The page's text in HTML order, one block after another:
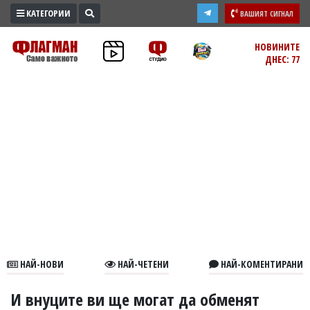
ПРОМО
ЗОНА
В
КАТЕГОРИИ ВАШИЯТ СИГНАЛ
НОВИНИТЕ
ДНЕС: 77
НАЙ-НОВИ НАЙ-ЧЕТЕНИ НАЙ-КОМЕНТИРАНИ
И внуците ви ще могат да обменят